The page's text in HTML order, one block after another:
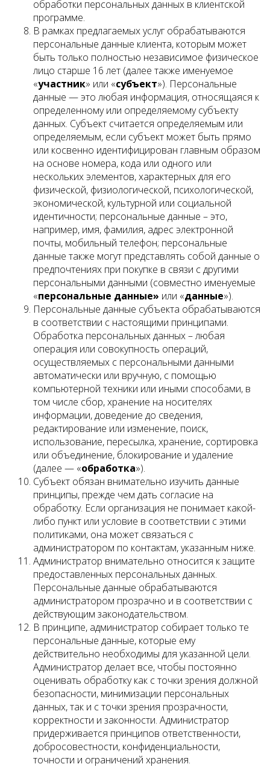
обработки персональных данных в клиентской
программе.
В рамках предлагаемых услуг обрабатываются
персональные данные клиента, которым может
быть только полностью независимое физическое
лицо старше 16 лет (далее также именуемое
«участник» или «субъект»). Персональные
данные — это любая информация, относящаяся к
определенному или определяемому субъекту
данных. Субъект считается определяемым или
определяемым, если субъект может быть прямо
или косвенно идентифицирован главным образом
на основе номера, кода или одного или
нескольких элементов, характерных для его
физической, физиологической, психологической,
экономической, культурной или социальной
идентичности; персональные данные – это,
например, имя, фамилия, адрес электронной
почты, мобильный телефон; персональные
данные также могут представлять собой данные о
предпочтениях при покупке в связи с другими
персональными данными (совместно именуемые
«персональные данные» или «данные»).
Персональные данные субъекта обрабатываются
в соответствии с настоящими принципами.
Обработка персональных данных – любая
операция или совокупность операций,
осуществляемых с персональными данными
автоматически или вручную, с помощью
компьютерной техники или иными способами, в
том числе сбор, хранение на носителях
информации, доведение до сведения,
редактирование или изменение, поиск,
использование, пересылка, хранение, сортировка
или объединение, блокирование и удаление
(далее — «обработка»).
Субъект обязан внимательно изучить данные
принципы, прежде чем дать согласие на
обработку. Если организация не понимает какой-
либо пункт или условие в соответствии с этими
политиками, она может связаться с
администратором по контактам, указанным ниже.
Администратор внимательно относится к защите
предоставленных персональных данных.
Персональные данные обрабатываются
администратором прозрачно и в соответствии с
действующим законодательством.
В принципе, администратор собирает только те
персональные данные, которые ему
действительно необходимы для указанной цели.
Администратор делает все, чтобы постоянно
оценивать обработку как с точки зрения должной
безопасности, минимизации персональных
данных, так и с точки зрения прозрачности,
корректности и законности. Администратор
придерживается принципов ответственности,
добросовестности, конфиденциальности,
точности и ограничений хранения.